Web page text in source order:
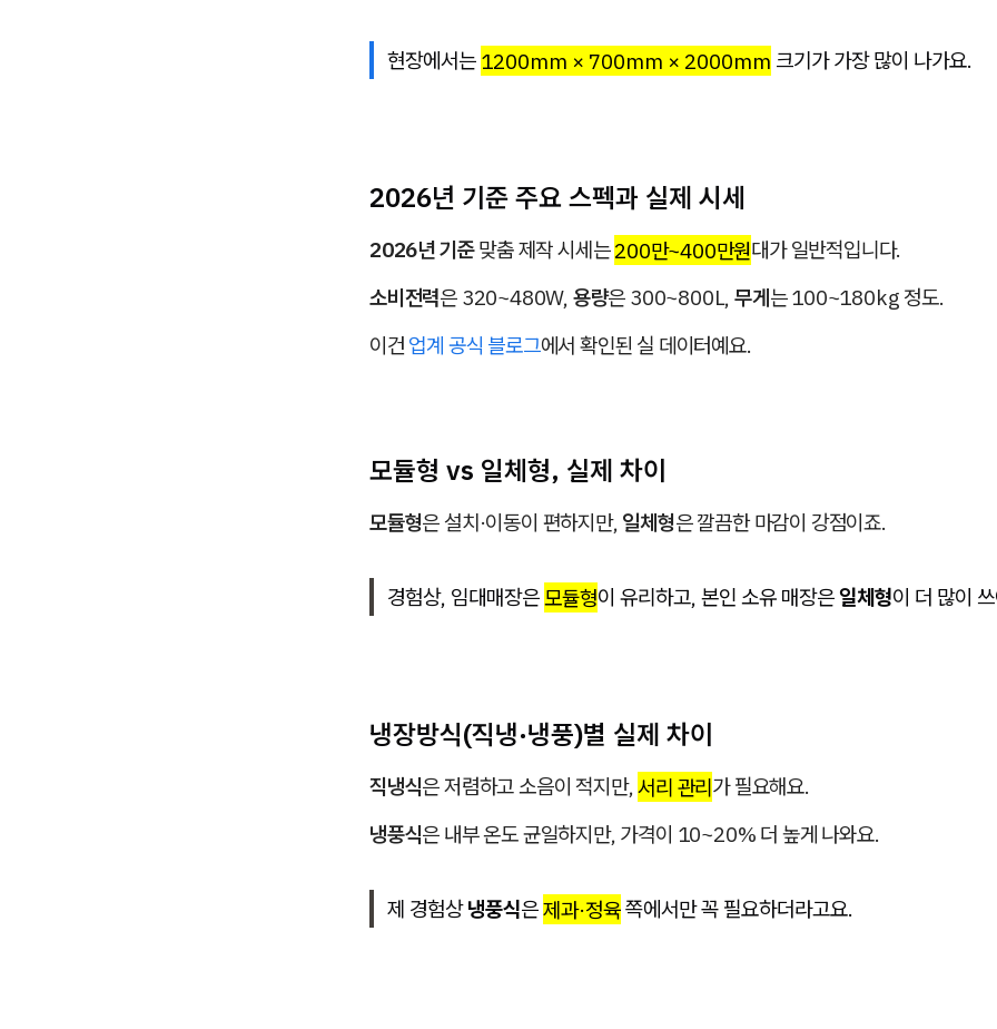
현장에서는 1200mm × 700mm × 2000mm 크기가 가장 많이 나가요.
2026년 기준 주요 스펙과 실제 시세
2026년 기준맞춤 제작 시세는200만~400만원대가 일반적입니다.
소비전력은 320~480W, 용량은 300~800L,무게는 100~180kg 정도.
이건 업계 공식 블로그에서 확인된 실 데이터예요.
모듈형 vs 일체형, 실제 차이
모듈형은 설치·이동이 편하지만, 일체형은 깔끔한 마감이 강점이죠.
경험상, 임대매장은모듈형이 유리하고, 본인 소유 매장은일체형이 더 많이
냉장방식(직냉·냉풍)별 실제 차이
직냉식은 저렴하고 소음이 적지만,서리 관리가 필요해요.
냉풍식은 내부 온도 균일하지만, 가격이 10~20% 더 높게 나와요.
제 경험상냉풍식은제과·정육쪽에서만 꼭 필요하더라고요.